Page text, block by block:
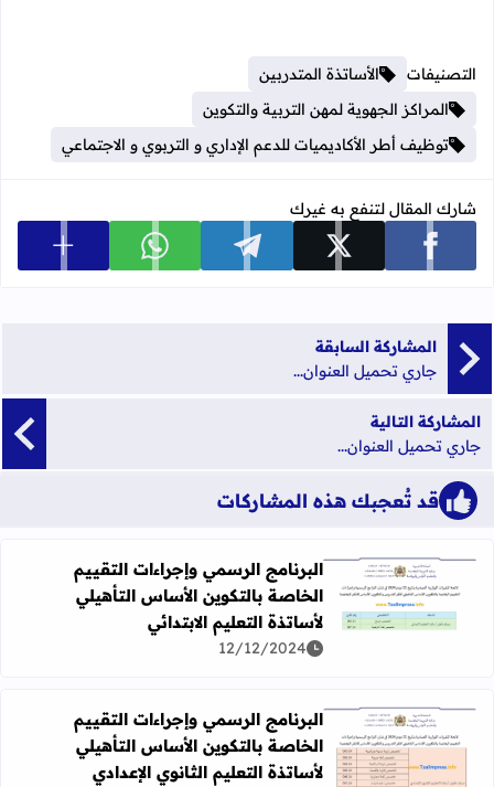
التصنيفات
الأساتذة المتدربين
المراكز الجهوية لمهن التربية والتكوين
توظيف أطر الأكاديميات للدعم الإداري و التربوي و الاجتماعي
شارك المقال لتنفع به غيرك
شارك على facebook شارك على x شارك على telegram شارك على whatsapp عرض
المشاركة السابقة
جاري تحميل العنوان...
المشاركة التالية
جاري تحميل العنوان...
قد تُعجبك هذه المشاركات
اقرأ المزيد عن البرنامج الرسمي وإجراءات التقييم الخاصة
البرنامج الرسمي وإجراءات التقييم
الخاصة بالتكوين الأساس التأهيلي
لأساتذة التعليم الابتدائي
12/12/2024
اقرأ المزيد عن البرنامج الرسمي وإجراءات التقييم الخاصة
البرنامج الرسمي وإجراءات التقييم
الخاصة بالتكوين الأساس التأهيلي
لأساتذة التعليم الثانوي الإعدادي